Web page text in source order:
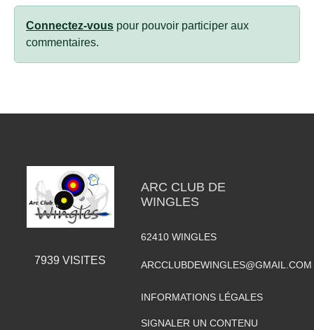
Connectez-vous pour pouvoir participer aux
commentaires.
7939 VISITES
ARC CLUB DE
WINGLES
62410 WINGLES
ARCCLUBDEWINGLES@GMAIL.COM
INFORMATIONS LÉGALES
SIGNALER UN CONTENU